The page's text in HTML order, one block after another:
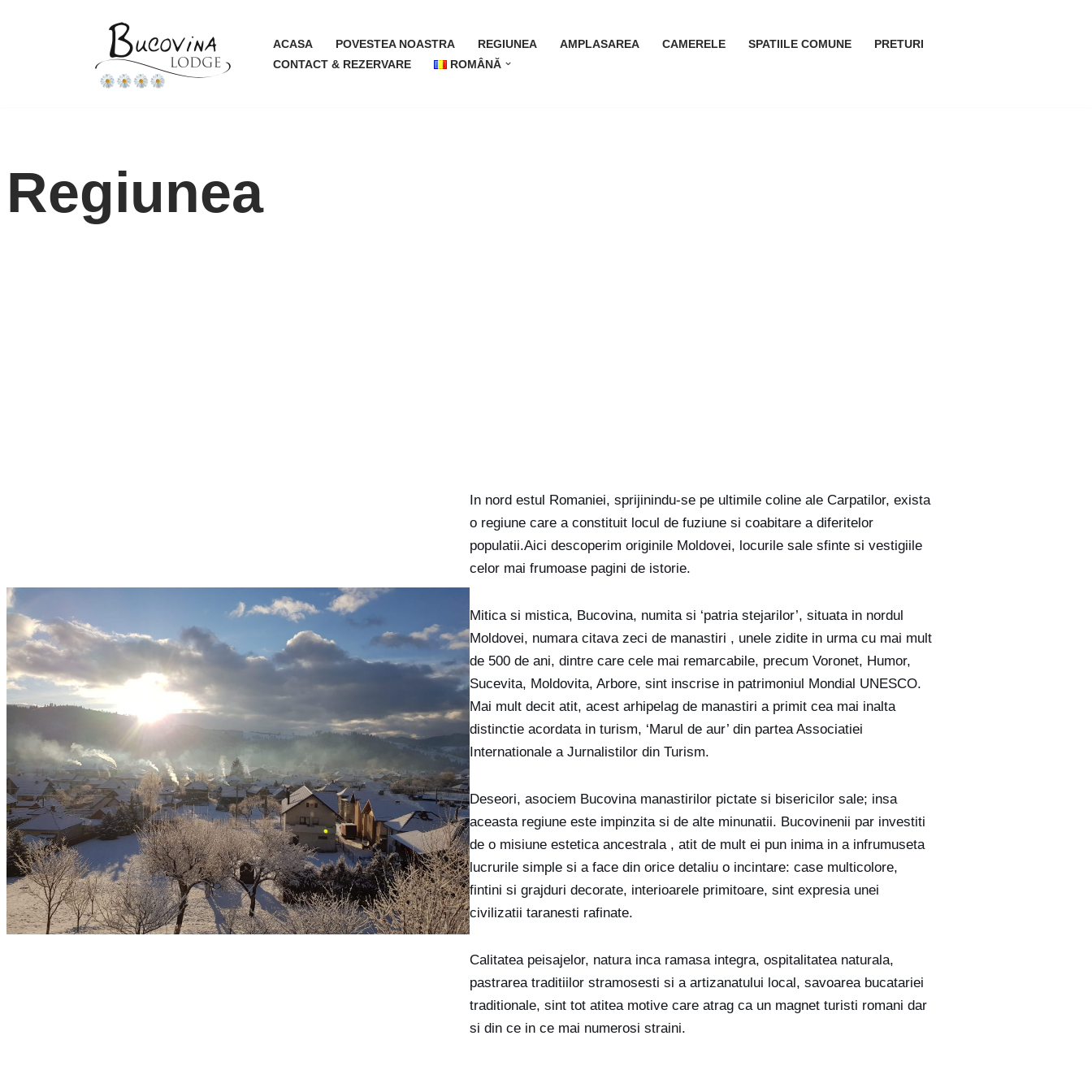
ACASA POVESTEA NOASTRA REGIUNEA AMPLASAREA CAMERELE SPATIILE COMUNE
PRETURI
CONTACT & REZERVARE
ROMÂNĂ
Regiunea
In nord estul Romaniei, sprijinindu-se pe ultimile coline ale Carpatilor, exista
o regiune care a constituit locul de fuziune si coabitare a diferitelor
populatii.Aici descoperim originile Moldovei, locurile sale sfinte si vestigiile
celor mai frumoase pagini de istorie.
Mitica si mistica, Bucovina, numita si ‘patria stejarilor’, situata in nordul
Moldovei, numara citava zeci de manastiri , unele zidite in urma cu mai mult
de 500 de ani, dintre care cele mai remarcabile, precum Voronet, Humor,
Sucevita, Moldovita, Arbore, sint inscrise in patrimoniul Mondial UNESCO.
Mai mult decit atit, acest arhipelag de manastiri a primit cea mai inalta
distinctie acordata in turism, ‘Marul de aur’ din partea Associatiei
Internationale a Jurnalistilor din Turism.
Deseori, asociem Bucovina manastirilor pictate si bisericilor sale; insa
aceasta regiune este impinzita si de alte minunatii. Bucovinenii par investiti
de o misiune estetica ancestrala , atit de mult ei pun inima in a infrumuseta
lucrurile simple si a face din orice detaliu o incintare: case multicolore,
fintini si grajduri decorate, interioarele primitoare, sint expresia unei
civilizatii taranesti rafinate.
Calitatea peisajelor, natura inca ramasa integra, ospitalitatea naturala,
pastrarea traditiilor stramosesti si a artizanatului local, savoarea bucatariei
traditionale, sint tot atitea motive care atrag ca un magnet turisti romani dar
si din ce in ce mai numerosi straini.